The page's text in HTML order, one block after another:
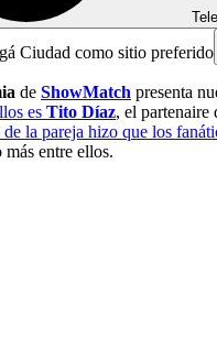
Ciudad como sitio preferido
de ShowMatch presenta
es Tito Díaz, el partenaire
la pareja hizo que los
más entre ellos.